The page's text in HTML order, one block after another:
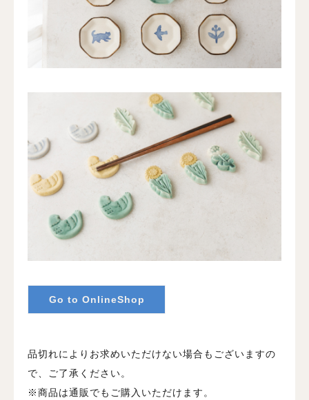
Go to OnlineShop
品切れによりお求めいただけない場合もございますの
で、ご了承ください。
※商品は通販でもご購入いただけます。